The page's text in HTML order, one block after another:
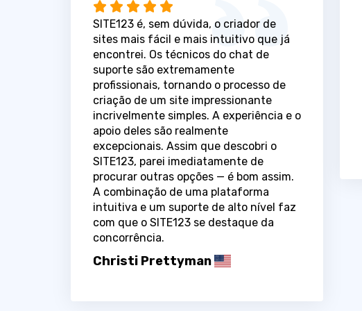
SITE123 é, sem dúvida, o criador de
sites mais fácil e mais intuitivo que já
encontrei. Os técnicos do chat de
suporte são extremamente
profissionais, tornando o processo de
criação de um site impressionante
incrivelmente simples. A experiência e o
apoio deles são realmente
excepcionais. Assim que descobri o
SITE123, parei imediatamente de
procurar outras opções — é bom assim.
A combinação de uma plataforma
intuitiva e um suporte de alto nível faz
com que o SITE123 se destaque da
concorrência.
Christi Prettyman